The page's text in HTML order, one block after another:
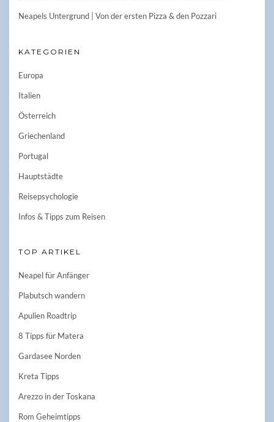
Neapels Untergrund | Von der ersten Pizza & den Pozzari
KATEGORIEN
Europa
Italien
Österreich
Griechenland
Portugal
Hauptstädte
Reisepsychologie
Infos & Tipps zum Reisen
TOP ARTIKEL
Neapel für Anfänger
Plabutsch wandern
Apulien Roadtrip
8 Tipps für Matera
Gardasee Norden
Kreta Tipps
Arezzo in der Toskana
Rom Geheimtipps